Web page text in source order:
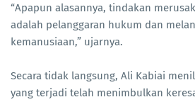
“Apapun alasannya, tindakan
adalah pelanggaran hukum dan
kemanusiaan,” ujarnya.
Secara tidak langsung, Ali Kabiai
yang terjadi telah menimbulkan